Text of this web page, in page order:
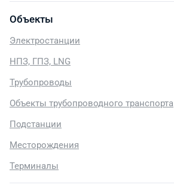
Объекты
Электростанции
НПЗ, ГПЗ, LNG
Трубопроводы
Объекты трубопроводного транспорта
Подстанции
Месторождения
Терминалы